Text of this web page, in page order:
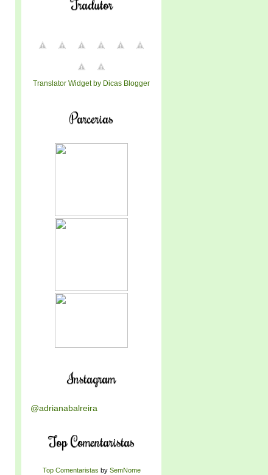
Tradutor
Translator Widget by Dicas Blogger
Parcerias
Instagram
@adrianabalreira
Top Comentaristas
Top Comentaristas by SemNome